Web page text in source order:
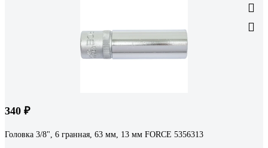
340 ₽
Головка 3/8", 6 гранная, 63 мм, 13 мм FORCE 5356313